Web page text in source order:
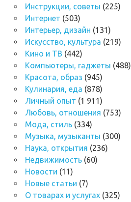
Инструкции, советы (225)
Интернет (503)
Интерьер, дизайн (131)
Искусство, культура (219)
Кино и ТВ (442)
Компьютеры, гаджеты (488)
Красота, образ (945)
Кулинария, еда (878)
Личный опыт (1 911)
Любовь, отношения (753)
Мода, стиль(334)
Музыка, музыканты (300)
Наука, открытия (236)
Недвижимость(60)
Новости (11)
Новые статьи (7)
О товарах и услугах(325)